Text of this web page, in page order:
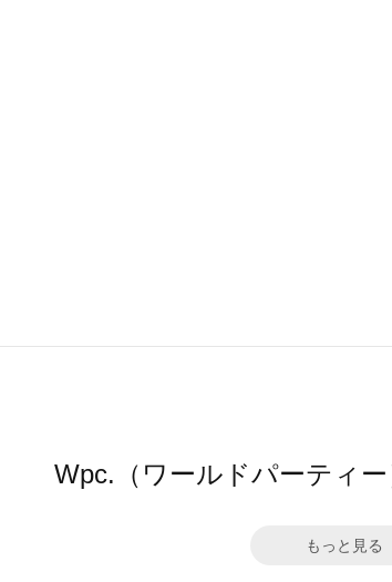
Wpc.（ワールドパーティ
もっと見る